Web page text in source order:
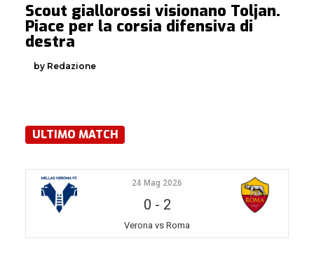
Scout giallorossi visionano Toljan.
Piace per la corsia difensiva di
destra
by Redazione
ULTIMO MATCH
24 Mag 2026
0 - 2
Verona vs Roma